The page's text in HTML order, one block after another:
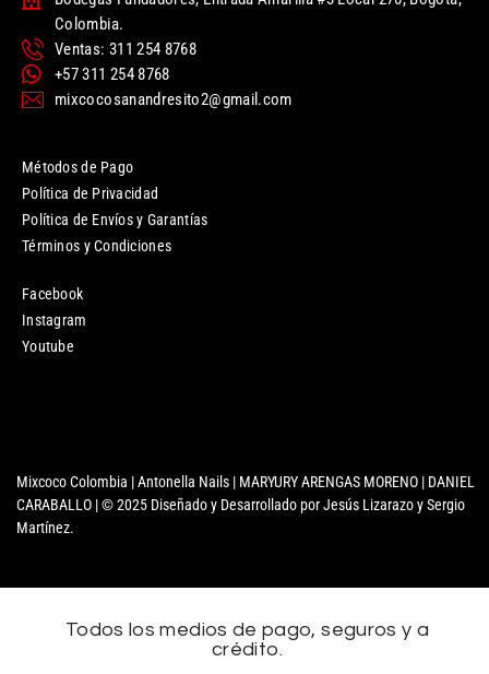
Colombia.
Ventas: 311 254 8768
+57 311 254 8768
mixcocosanandresito2@gmail.com
Métodos de Pago
Política de Privacidad
Política de Envíos y Garantías
Términos y Condiciones
Facebook
Instagram
Youtube
Mixcoco Colombia | Antonella Nails | MARYURY ARENGAS MORENO | DANIEL
CARABALLO | © 2025 Diseñado y Desarrollado por Jesús Lizarazo y Sergio
Martínez.
Todos los medios de pago, seguros y a
crédito.